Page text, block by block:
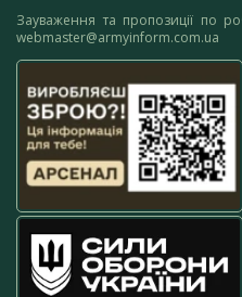
Зауваження та пропозиції по
webmaster@armyinform.com.ua